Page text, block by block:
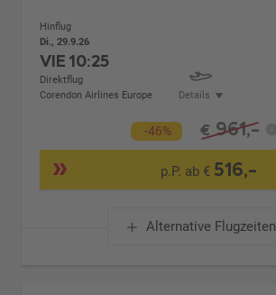
Hinflug
Di., 29.9.26
VIE10:25
Direktflug
Corendon Airlines Europe
Details
-46% € 961,-
p.P. ab € 516,-
Alternative Flugzeiten